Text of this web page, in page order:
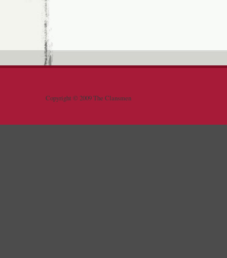
Copyright © 2009 The Clansmen